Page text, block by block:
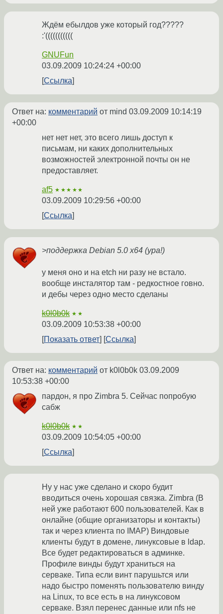
Ждём ебылдов уже который год?????
:'(((((((((((
GNUFun
03.09.2009 10:24:24 +00:00
Ссылка
Ответ на: комментарий от mind 03.09.2009 10:14:19
+00:00
нет нет нет, это всего лишь доступ к
письмам, ни каких дополнительных
возможностей электронной почты он не
предоставляет.
af5 ★★★★★
03.09.2009 10:29:56 +00:00
Ссылка
>поддержка Debian 5.0 x64 (ура!)
у меня оно и на etch ни разу не встало.
вообще инсталятор там - редкостное говно.
и дебы через одно место сделаны
k0l0b0k ★★
03.09.2009 10:53:38 +00:00
Показать ответ
Ссылка
Ответ на: комментарий от k0l0b0k 03.09.2009
10:53:38 +00:00
пардон, я про Zimbra 5. Сейчас попробую
сабж
k0l0b0k ★★
03.09.2009 10:54:05 +00:00
Ссылка
Ну у нас уже сделано и скоро будит
вводиться очень хорошая связка. Zimbra (В
ней уже работают 600 пользователей. Как в
онлайне (общие организаторы и контакты)
так и через клиента по IMAP) Виндовые
клиенты будут в домене, линуксовые в ldap.
Все будет редактироваться в админке.
Профиле винды будут храниться на
серваке. Типа если винт парушьтся или
надо быстро поменять пользователю винду
на Linux, то все есть в на линуксовом
серваке. Взял перенес данные или nfs не